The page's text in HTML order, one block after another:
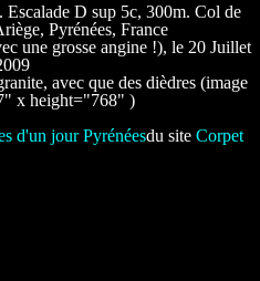
D sup 5c, 300m. Col de
Pyrénées, France
une grosse angine !), le 20 Juillet
avec que des dièdres (image
x height="768" )
d'un jour Pyrénéesdu site Corpet